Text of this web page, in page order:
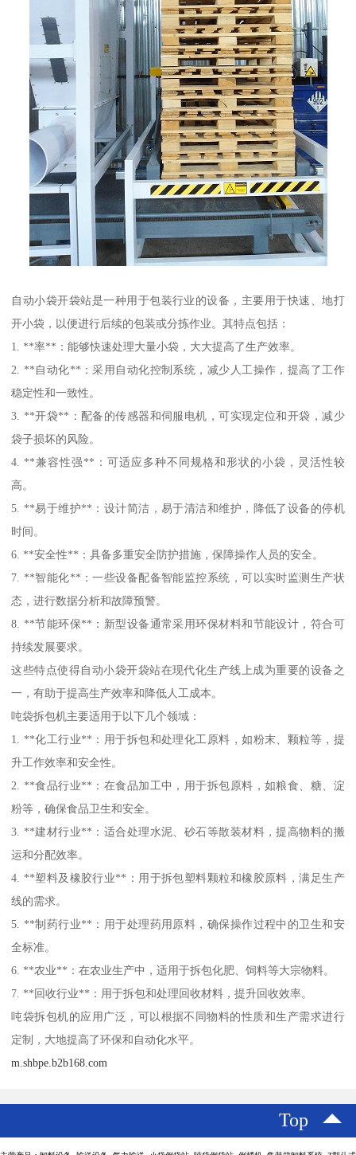
自动小袋开袋站是一种用于包装行业的设备，主要用于快速、地打
开小袋，以便进行后续的包装或分拣作业。其特点包括：
1. **率**：能够快速处理大量小袋，大大提高了生产效率。
2. **自动化**：采用自动化控制系统，减少人工操作，提高了工作
稳定性和一致性。
3. **开袋**：配备的传感器和伺服电机，可实现定位和开袋，减少
袋子损坏的风险。
4. **兼容性强**：可适应多种不同规格和形状的小袋，灵活性较
高。
5. **易于维护**：设计简洁，易于清洁和维护，降低了设备的停机
时间。
6. **安全性**：具备多重安全防护措施，保障操作人员的安全。
7. **智能化**：一些设备配备智能监控系统，可以实时监测生产状
态，进行数据分析和故障预警。
8. **节能环保**：新型设备通常采用环保材料和节能设计，符合可
持续发展要求。
这些特点使得自动小袋开袋站在现代化生产线上成为重要的设备之
一，有助于提高生产效率和降低人工成本。
吨袋拆包机主要适用于以下几个领域：
1. **化工行业**：用于拆包和处理化工原料，如粉末、颗粒等，提
升工作效率和安全性。
2. **食品行业**：在食品加工中，用于拆包原料，如粮食、糖、淀
粉等，确保食品卫生和安全。
3. **建材行业**：适合处理水泥、砂石等散装材料，提高物料的搬
运和分配效率。
4. **塑料及橡胶行业**：用于拆包塑料颗粒和橡胶原料，满足生产
线的需求。
5. **制药行业**：用于处理药用原料，确保操作过程中的卫生和安
全标准。
6. **农业**：在农业生产中，适用于拆包化肥、饲料等大宗物料。
7. **回收行业**：用于拆包和处理回收材料，提升回收效率。
吨袋拆包机的应用广泛，可以根据不同物料的性质和生产需求进行
定制，大地提高了环保和自动化水平。
m.shbpe.b2b168.com
Top